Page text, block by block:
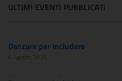
ULTIMI EVENTI PUBBLICATI
Danzare per includere
6 Agosto 2026